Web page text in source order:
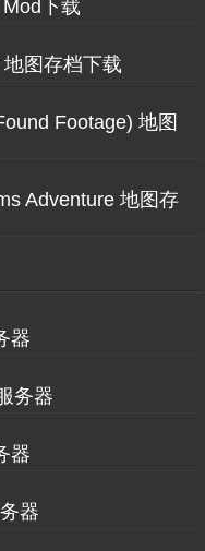
下载
图存档下载
Footage) 地图
Adventure 地图存
器
务器
器
器